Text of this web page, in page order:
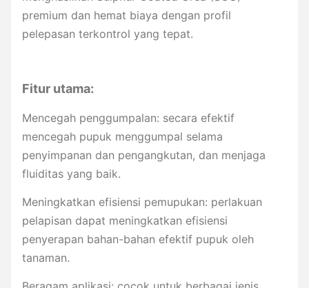
premium dan hemat biaya dengan profil
pelepasan terkontrol yang tepat.
Fitur utama:
Mencegah penggumpalan: secara efektif
mencegah pupuk menggumpal selama
penyimpanan dan pengangkutan, dan menjaga
fluiditas yang baik.
Meningkatkan efisiensi pemupukan: perlakuan
pelapisan dapat meningkatkan efisiensi
penyerapan bahan-bahan efektif pupuk oleh
tanaman.